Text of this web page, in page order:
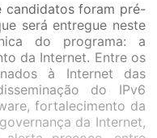
candidatos foram pré-
será entregue neste
do programa: a
da Internet. Entre os
à Internet das
do IPv6
fortalecimento da
da Internet,